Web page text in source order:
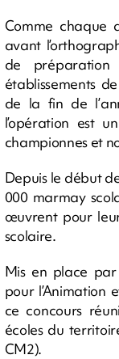
Comme chaque
avant
de
établissements
de la fin de
l’opération est
championnes et
Depuis le début
000 marmay
œuvrent pour
scolaire.
Mis en place
pour l’Animation
ce concours
écoles du
CM2).